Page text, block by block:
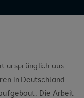
ursprünglich aus
in Deutschland
Die Arbeit